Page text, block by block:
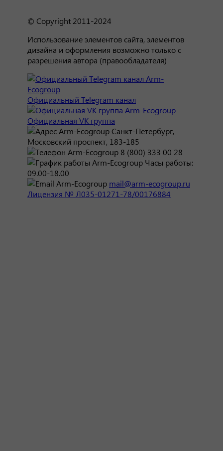
© Copyright 2011-2024
Использование элементов сайта, элементов
дизайна и оформления возможно только с
разрешения автора (правообладателя)
Официальный Telegram канал
Официальная VK группа
Санкт-Петербург,
Московский проспект, 183-185
8 (800) 333 00 28
Часы работы:
09.00-18.00
mail@arm-ecogroup.ru
Лицензия № Л035-01271-78/00176884